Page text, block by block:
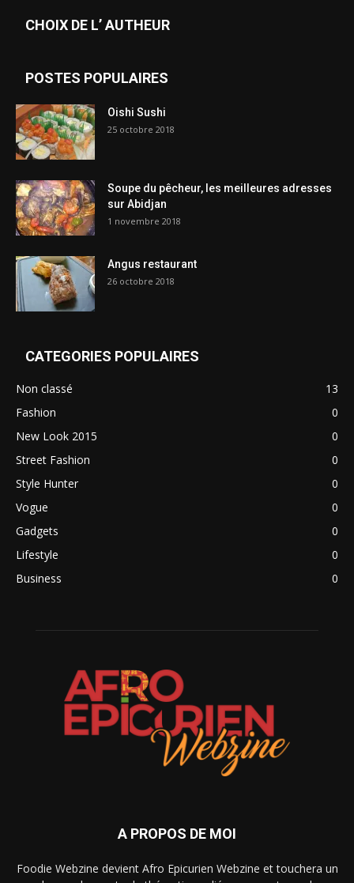
CHOIX DE L’ AUTHEUR
POSTES POPULAIRES
Oishi Sushi
25 octobre 2018
Soupe du pêcheur, les meilleures adresses
sur Abidjan
1 novembre 2018
Angus restaurant
26 octobre 2018
CATEGORIES POPULAIRES
Non classé
13
Fashion
0
New Look 2015
0
Street Fashion
0
Style Hunter
0
Vogue
0
Gadgets
0
Lifestyle
0
Business
0
A PROPOS DE MOI
Foodie Webzine devient Afro Epicurien Webzine et touchera un